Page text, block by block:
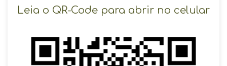
Leia o QR-Code para abrir no celular